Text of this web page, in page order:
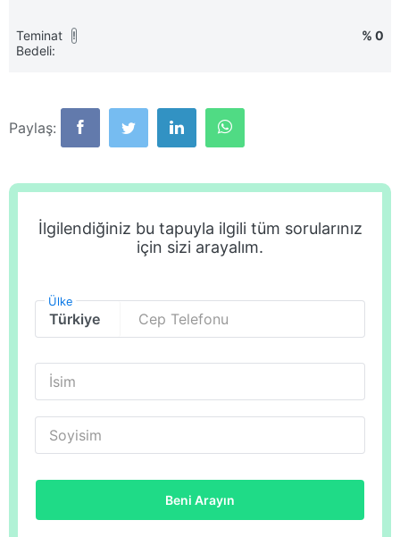
Teminat
Bedeli:
! % 0
Paylaş:
İlgilendiğiniz bu tapuyla ilgili tüm sorularınız
için sizi arayalım.
Ülke
Cep Telefonu
İsim
Soyisim
Beni Arayın